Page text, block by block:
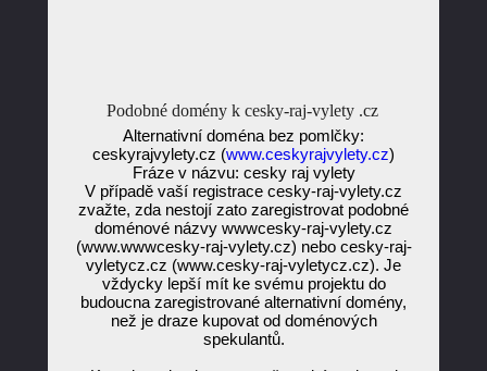
Podobné domény k cesky-raj-vylety .cz
Alternativní doména bez pomlčky:
ceskyrajvylety.cz (www.ceskyrajvylety.cz)
Fráze v názvu: cesky raj vylety
V případě vaší registrace cesky-raj-vylety.cz
zvažte, zda nestojí zato zaregistrovat podobné
doménové názvy wwwcesky-raj-vylety.cz
(www.wwwcesky-raj-vylety.cz) nebo cesky-raj-
vyletycz.cz (www.cesky-raj-vyletycz.cz). Je
vždycky lepší mít ke svému projektu do
budoucna zaregistrované alternativní domény,
než je draze kupovat od doménových
spekulantů.